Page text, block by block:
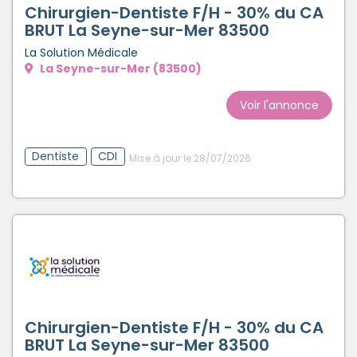
Chirurgien-Dentiste F/H - 30% du CA
BRUT La Seyne-sur-Mer 83500
La Solution Médicale
La Seyne-sur-Mer (83500)
Voir l'annonce
Dentiste CDI Mise à jour le 28/07/2026
Chirurgien-Dentiste F/H - 30% du CA
BRUT La Seyne-sur-Mer 83500